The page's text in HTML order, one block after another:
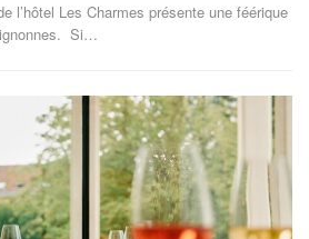
l’hôtel Les Charmes présente une féérique
Si…